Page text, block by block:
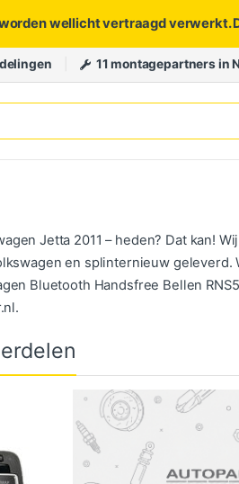
wellicht vertraagd verwerkt.
11 montagepartners in
Jetta 2011 – heden? Dat kan!
en splinternieuw
Bluetooth Handsfree Bellen